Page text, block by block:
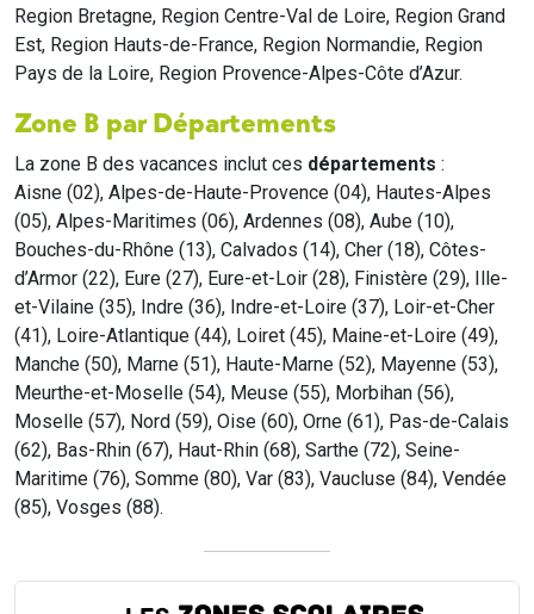
Region Bretagne, Region Centre-Val de Loire, Region Grand
Est, Region Hauts-de-France, Region Normandie, Region
Pays de la Loire, Region Provence-Alpes-Côte d’Azur.
Zone B par Départements
La zone B des vacances inclut ces départements :
Aisne (02), Alpes-de-Haute-Provence (04), Hautes-Alpes
(05), Alpes-Maritimes (06), Ardennes (08), Aube (10),
Bouches-du-Rhône (13), Calvados (14), Cher (18), Côtes-
d’Armor (22), Eure (27), Eure-et-Loir (28), Finistère (29), Ille-
et-Vilaine (35), Indre (36), Indre-et-Loire (37), Loir-et-Cher
(41), Loire-Atlantique (44), Loiret (45), Maine-et-Loire (49),
Manche (50), Marne (51), Haute-Marne (52), Mayenne (53),
Meurthe-et-Moselle (54), Meuse (55), Morbihan (56),
Moselle (57), Nord (59), Oise (60), Orne (61), Pas-de-Calais
(62), Bas-Rhin (67), Haut-Rhin (68), Sarthe (72), Seine-
Maritime (76), Somme (80), Var (83), Vaucluse (84), Vendée
(85), Vosges (88).